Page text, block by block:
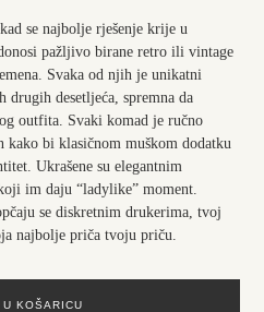
se najbolje rješenje krije u
pažljivo birane retro ili vintage
Svaka od njih je unikatni
desetljeća, spremna da
outfita. Svaki komad je ručno
kako bi klasičnom muškom dodatku
Ukrašene su elegantnim
im daju “ladylike” moment.
se diskretnim drukerima, tvoj
najbolje priča tvoju priču.
U KOŠARICU